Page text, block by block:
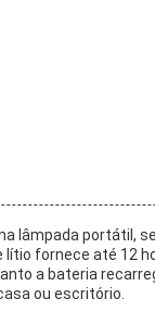
lâmpada portátil,
fornece até 12
a bateria
ou escritório.